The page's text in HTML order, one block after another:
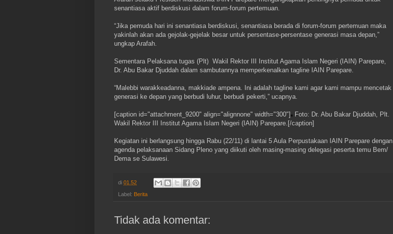
senantiasa aktif berdiskusi dalam forum-forum pertemuan.
“Jika pemuda hari ini senantiasa berdiskusi, senantiasa berada di forum-forum pertemuan maka
yakinlah akan ada gejolak-gejelak besar untuk persentase-persentase generasi masa depan,”
ungkap Arafah.
Sementara Pelaksana tugas (Plt) Wakil Rektor III Institut Agama Islam Negeri (IAIN) Parepare,
Dr. Abu Bakar Djuddah dalam sambutannya memperkenalkan tagline IAIN Parepare.
“Malebbi warakkeadanna, makkiade ampena. Ini adalah tagline kami agar kami mampu mencetak
generasi ke depan yang berbudi luhur, berbudi pekerti,” ucapnya.
[caption id="attachment_9200" align="alignnone" width="300"]
Foto: Dr. Abu Bakar Djuddah, Plt.
Wakil Rektor III Institut Agama Islam Negeri (IAIN) Parepare.[/caption]
Kegiatan ini berlangsung hingga Rabu (22/11) di lantai 5 Aula Perpustakaan IAIN Parepare dengan
agenda pelaksanaan Sidang Pleno yang diikuti oleh masing-masing delegasi peserta temu Bem/
Dema se Sulawesi.
di 01.52
Label: Berita
Tidak ada komentar: